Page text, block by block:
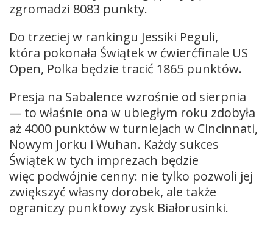
zgromadzi 8083 punkty.
Do trzeciej w rankingu Jessiki Peguli,
która pokonała Świątek w ćwierćfinale US
Open, Polka będzie tracić 1865 punktów.
Presja na Sabalence wzrośnie od sierpnia
— to właśnie ona w ubiegłym roku zdobyła
aż 4000 punktów w turniejach w Cincinnati,
Nowym Jorku i Wuhan. Każdy sukces
Świątek w tych imprezach będzie
więc podwójnie cenny: nie tylko pozwoli jej
zwiększyć własny dorobek, ale także
ograniczy punktowy zysk Białorusinki.